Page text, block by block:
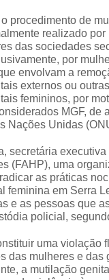
procedimento de
realizado por
das sociedades
por
envolvam a
externos ou
femininos, por
MGF, de
Nações Unidas
secretária
(FAHP), uma
as práticas
feminina em Serra
e as pessoas que
policial,
uma violação
das mulheres e das
a mutilação